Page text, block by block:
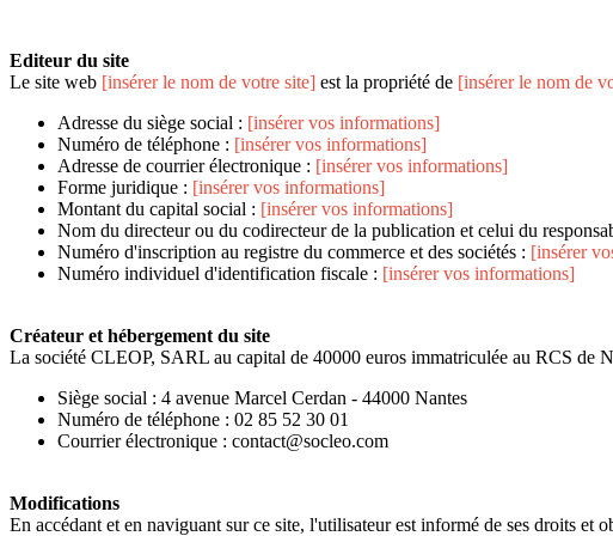
Editeur du site
Le site web [insérer le nom de votre site] est la propriété de [insérer le nom de
Adresse du siège social : [insérer vos informations]
Numéro de téléphone : [insérer vos informations]
Adresse de courrier électronique : [insérer vos informations]
Forme juridique : [insérer vos informations]
Montant du capital social : [insérer vos informations]
Nom du directeur ou du codirecteur de la publication et celui du
Numéro d'inscription au registre du commerce et des sociétés : [insérer
Numéro individuel d'identification fiscale : [insérer vos informations]
Créateur et hébergement du site
La société CLEOP, SARL au capital de 40000 euros immatriculée au RCS de
Siège social : 4 avenue Marcel Cerdan - 44000 Nantes
Numéro de téléphone : 02 85 52 30 01
Courrier électronique : contact@socleo.com
Modifications
En accédant et en naviguant sur ce site, l'utilisateur est informé de ses droits et